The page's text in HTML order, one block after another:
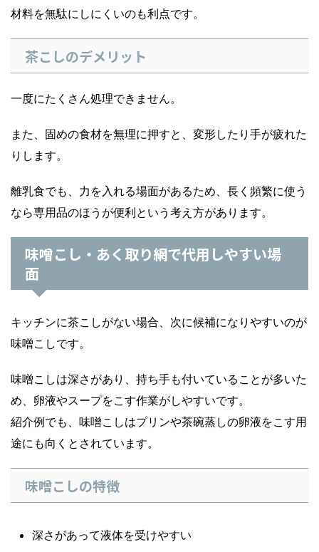
材料を無駄にしにくいのも利点です。
茶こしのデメリット
一度にたくさん処理できません。
また、固めの食材を無理に押すと、変形したり手が疲れた
りします。
離乳食でも、力を入れる場面があるため、長く頻繁に使う
なら専用品のほうが便利という考え方があります。
味噌こし・あく取り網で代用しやすい場
面
キッチンに茶こしがない場合、次に候補になりやすいのが
味噌こしです。
味噌こしは深さがあり、持ち手も付いていることが多いた
め、卵液やスープをこす作業がしやすいです。
紹介例でも、味噌こしはプリンや茶碗蒸しの卵液をこす用
途にも向くとされています。
味噌こしの特徴
深さがあって液体を受けやすい